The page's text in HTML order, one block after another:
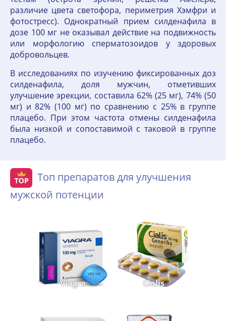
различие цвета светофора, периметрия Хэмфри и
фотостресс). Однократный прием силденафила в
дозе 100 мг не оказывал действие на подвижность
или морфологию сперматозоидов у здоровых
добровольцев.
В исследованиях по изучению фиксированных доз
силденафила, доля мужчин, отметивших
улучшение эрекции, составила 62% (25 мг), 74% (50
мг) и 82% (100 мг) по сравнению с 25% в группе
плацебо. При этом частота отмены силденафила
была низкой и сопоставимой с таковой в группе
плацебо.
Топ препаратов для улучшения
мужской потенции
Viagra Cialis